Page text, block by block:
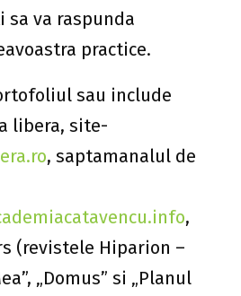
va raspunda
practice.
sau include
libera, site-
, saptamanalul de
,
(revistele Hiparion –
„Domus” si „Planul